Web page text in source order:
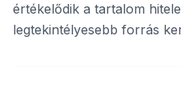
értékelődik a tartalom
legtekintélyesebb forrás